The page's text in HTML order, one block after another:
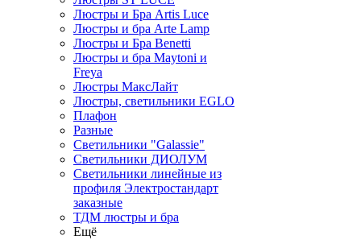
Люстры и Бра Artis Luce
Люстры и бра Arte Lamp
Люстры и Бра Benetti
Люстры и бра Maytoni и
Freya
Люстры МаксЛайт
Люстры, светильники EGLO
Плафон
Разные
Светильники "Galassie"
Светильники ДИОЛУМ
Светильники линейные из
профиля Электростандарт
заказные
ТДМ люстры и бра
Ещё